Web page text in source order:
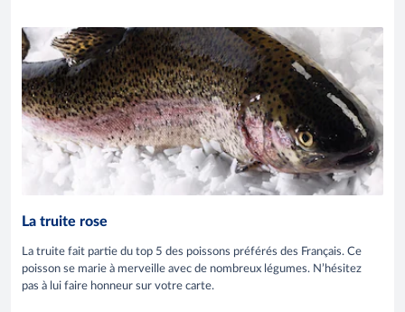
La truite rose
La truite fait partie du top 5 des poissons préférés des Français. Ce
poisson se marie à merveille avec de nombreux légumes. N’hésitez
pas à lui faire honneur sur votre carte.